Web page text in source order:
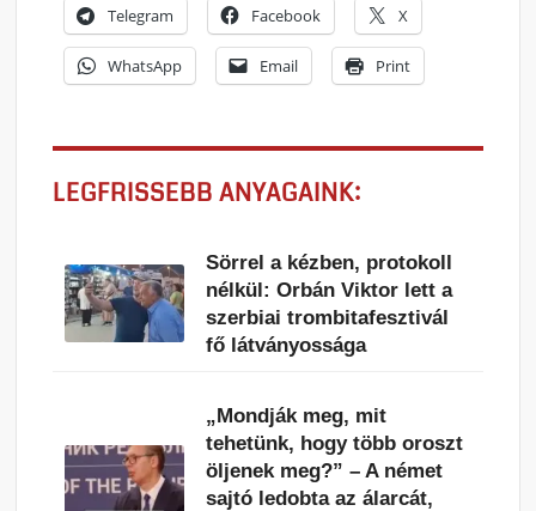
Telegram Facebook X
WhatsApp Email Print
LEGFRISSEBB ANYAGAINK:
Sörrel a kézben, protokoll
nélkül: Orbán Viktor lett a
szerbiai trombitafesztivál
fő látványossága
„Mondják meg, mit
tehetünk, hogy több oroszt
öljenek meg?” – A német
sajtó ledobta az álarcát,